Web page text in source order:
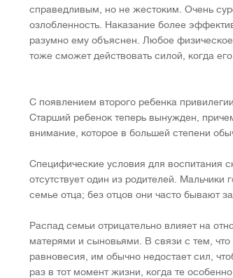
справедливым, но не жестоким. Очень
озлобленность. Наказание более
разумно ему объяснен. Любое
тоже сможет действовать силой, когда его
С появлением второго ребенка
Старший ребенок теперь вынужден,
внимание, которое в большей степени
Специфические условия для воспитания
отсутствует один из родителей.
семье отца; без отцов они часто бывают
Распад семьи отрицательно влияет на
матерями и сыновьями. В связи с тем,
равновесия, им обычно недостает сил,
раз в тот момент жизни, когда те